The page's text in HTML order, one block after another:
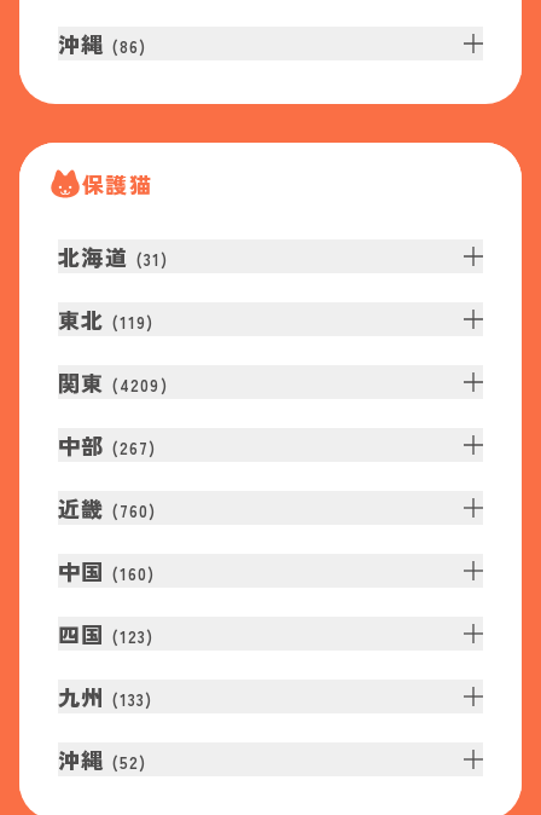
沖縄 (86)
保護猫
北海道 (31 )
東北 (119)
関東 (4209 )
中部 (267)
近畿 (760)
中国 (160)
四国 (123)
九州 (133)
沖縄 (52)